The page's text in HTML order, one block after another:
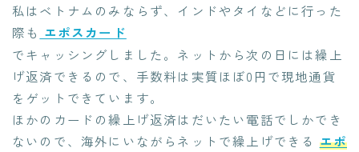
私はベトナムのみならず、インドやタイなどに行った
際も エポスカード
でキャッシングしました。ネットから次の日には繰上
げ返済できるので、手数料は実質ほぼ0円で現地通貨
をゲットできています。
ほかのカードの繰上げ返済はだいたい電話でしかでき
ないので、海外にいながらネットで繰上げできる エポ